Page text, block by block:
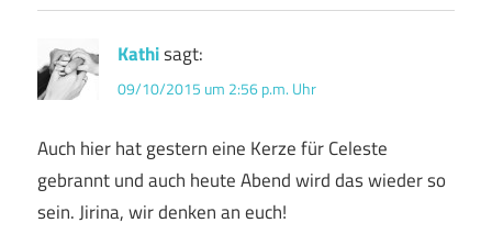
Kathisagt:
09/10/2015 um 2:56 p.m. Uhr
Auch hier hat gestern eine Kerze für Celeste
gebrannt und auch heute Abend wird das wieder so
sein. Jirina, wir denken an euch!